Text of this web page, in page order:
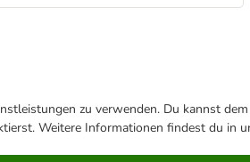
zu verwenden. Du kannst
Weitere Informationen findest du in